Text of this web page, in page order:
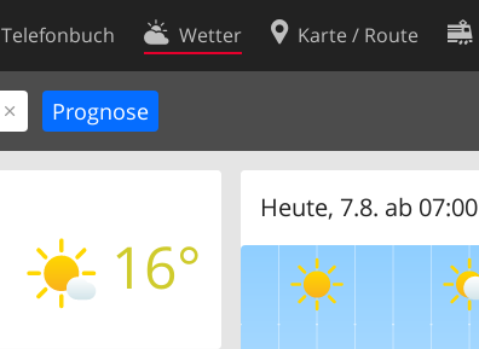
Telefonbuch Wetter Karte / Route
16°
Heute, 7.8. ab 07:00
Kontakt
Nutzungsbedingungen